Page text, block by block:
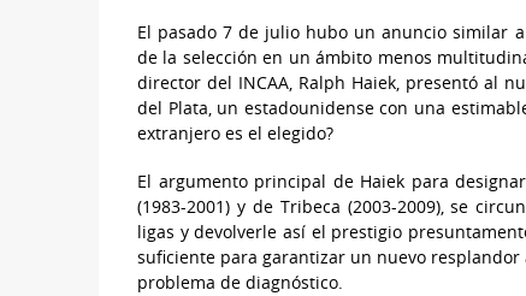
El pasado 7 de julio hubo un anuncio similar
de la selección en un ámbito menos
director del INCAA, Ralph Haiek, presentó al
del Plata, un estadounidense con una
extranjero es el elegido?
El argumento principal de Haiek para
(1983-2001) y de Tribeca (2003-2009), se
ligas y devolverle así el prestigio
suficiente para garantizar un nuevo
problema de diagnóstico.